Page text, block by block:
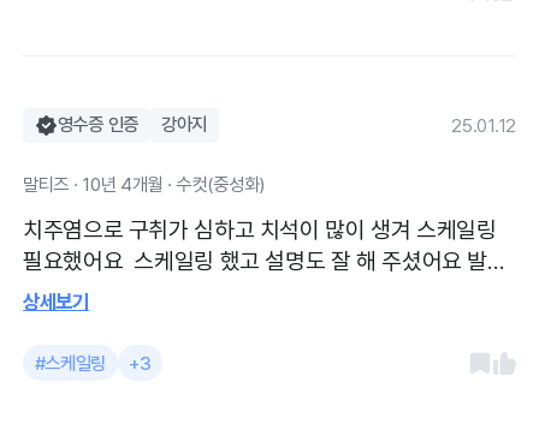
영수증 인증 강아지 25.01.12
말티즈 · 10년 4개월 · 수컷(중성화)
치주염으로 구취가 심하고 치석이 많이 생겨 스케일링
필요했어요 스케일링 했고 설명도 잘 해 주셨어요 발치
시원하게 다 해버렸네요 병원 규모는 작은데 의사샘 친
상세보기
#스케일링 +3